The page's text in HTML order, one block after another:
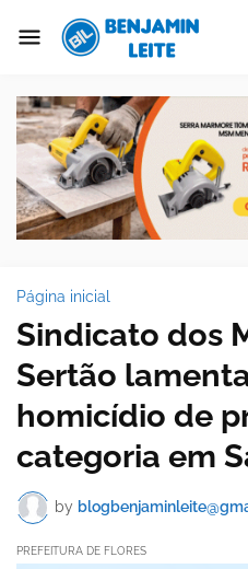
Página inicial
Sindicato dos
Sertão
homicídio de
categoria em
by
PREFEITURA DE FLORES